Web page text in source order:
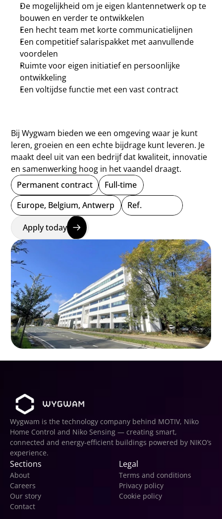
De mogelijkheid om je eigen klantennetwerk op te
bouwen en verder te ontwikkelen
Een hecht team met korte communicatielijnen
Een competitief salarispakket met aanvullende
voordelen
Ruimte voor eigen initiatief en persoonlijke
ontwikkeling
Een voltijdse functie met een vast contract
Bij Wygwam bieden we een omgeving waar je kunt
leren, groeien en een echte bijdrage kunt leveren. Je
maakt deel uit van een bedrijf dat kwaliteit, innovatie
en samenwerking hoog in het vaandel draagt.
Permanent contract
Full-time
Europe, Belgium, Antwerp
Ref.
Apply today
Wygwam is the technology company behind MOTIV, Niko
Home Control and Niko Sensing — creating smart,
connected and energy-efficient buildings powered by NIKO’s
experience.
Sections
About
Careers
Our story
Contact
Legal
Terms and conditions
Privacy policy
Cookie policy